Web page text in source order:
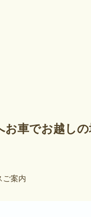
お車でお越し
ご案内